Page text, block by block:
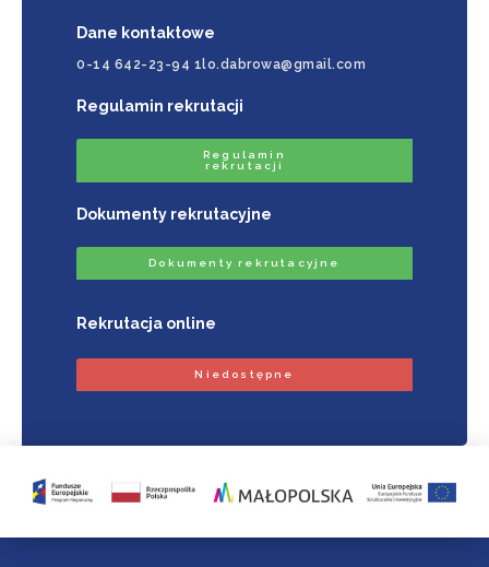
Dane kontaktowe
0-14 642-23-94 1lo.dabrowa@gmail.com
Regulamin rekrutacji
Regulamin
rekrutacji
Dokumenty rekrutacyjne
Dokumenty rekrutacyjne
Rekrutacja online
Niedostępne